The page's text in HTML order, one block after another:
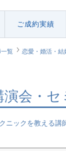
ご成約実績
覧
恋愛・婚活・
演会・
ックを教える講